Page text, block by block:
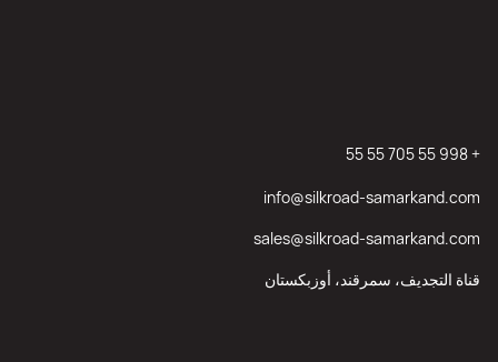
+ 998 55 705 55 55
info@silkroad-samarkand.com
sales@silkroad-samarkand.com
قناة التجديف، سمرقند، أوزبكستان